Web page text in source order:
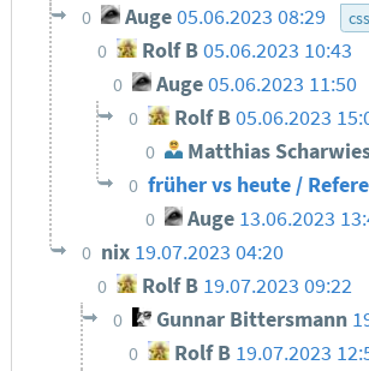
0 Auge 05.06.2023 08:29 css
0 Rolf B 05.06.2023 10:43
0 Auge05.06.2023 11:50
0 Rolf B05.06.2023
0 Matthias
0 früher vs heute /
0 Auge 13.06.2023
0 nix 19.07.2023 04:20
0 Rolf B 19.07.2023 09:22
0 Gunnar Bittersmann
0 Rolf B 19.07.2023